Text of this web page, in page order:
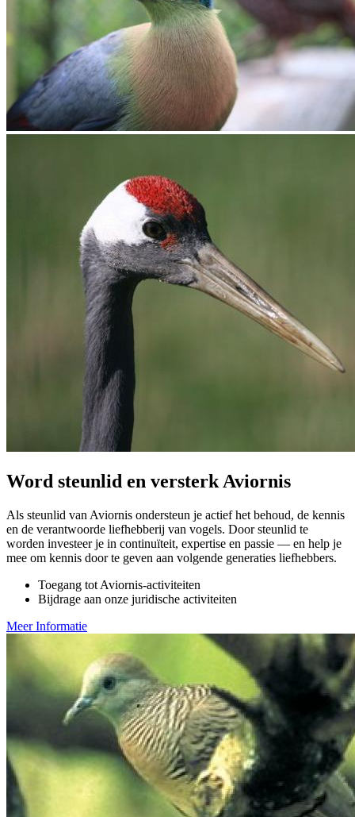
Word steunlid en versterk Aviornis
Als steunlid van Aviornis ondersteun je actief het behoud, de kennis
en de verantwoorde liefhebberij van vogels. Door steunlid te
worden investeer je in continuïteit, expertise en passie — en help je
mee om kennis door te geven aan volgende generaties liefhebbers.
Toegang tot Aviornis-activiteiten
Bijdrage aan onze juridische activiteiten
Meer Informatie